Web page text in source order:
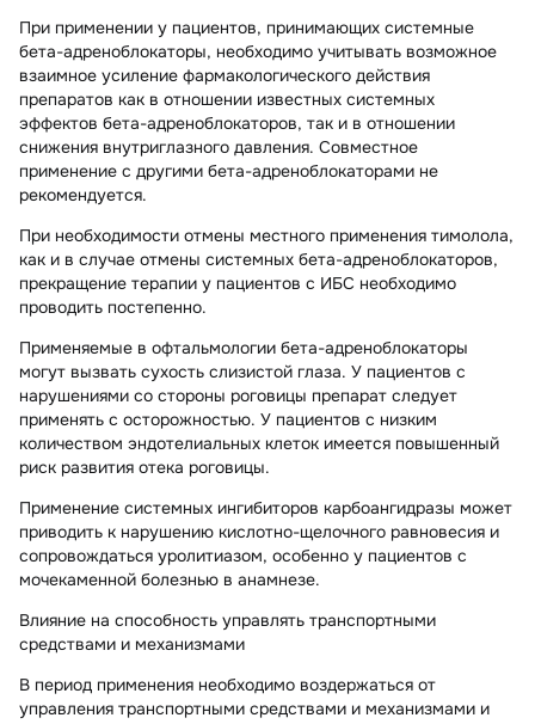
При применении у пациентов, принимающих системные
бета-адреноблокаторы, необходимо учитывать возможное
взаимное усиление фармакологического действия
препаратов как в отношении известных системных
эффектов бета-адреноблокаторов, так и в отношении
снижения внутриглазного давления. Совместное
применение с другими бета-адреноблокаторами не
рекомендуется.
При необходимости отмены местного применения тимолола,
как и в случае отмены системных бета-адреноблокаторов,
прекращение терапии у пациентов с ИБС необходимо
проводить постепенно.
Применяемые в офтальмологии бета-адреноблокаторы
могут вызвать сухость слизистой глаза. У пациентов с
нарушениями со стороны роговицы препарат следует
применять с осторожностью. У пациентов с низким
количеством эндотелиальных клеток имеется повышенный
риск развития отека роговицы.
Применение системных ингибиторов карбоангидразы может
приводить к нарушению кислотно-щелочного равновесия и
сопровождаться уролитиазом, особенно у пациентов с
мочекаменной болезнью в анамнезе.
Влияние на способность управлять транспортными
средствами и механизмами
В период применения необходимо воздержаться от
управления транспортными средствами и механизмами и